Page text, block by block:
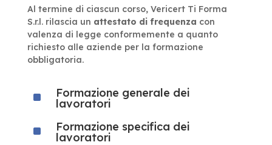
Al termine di ciascun corso, Vericert Ti Forma
S.r.l. rilascia un attestato di frequenza con
valenza di legge conformemente a quanto
richiesto alle aziende per la formazione
obbligatoria.
^ Formazione generale dei
lavoratori
^ Formazione specifica dei
lavoratori